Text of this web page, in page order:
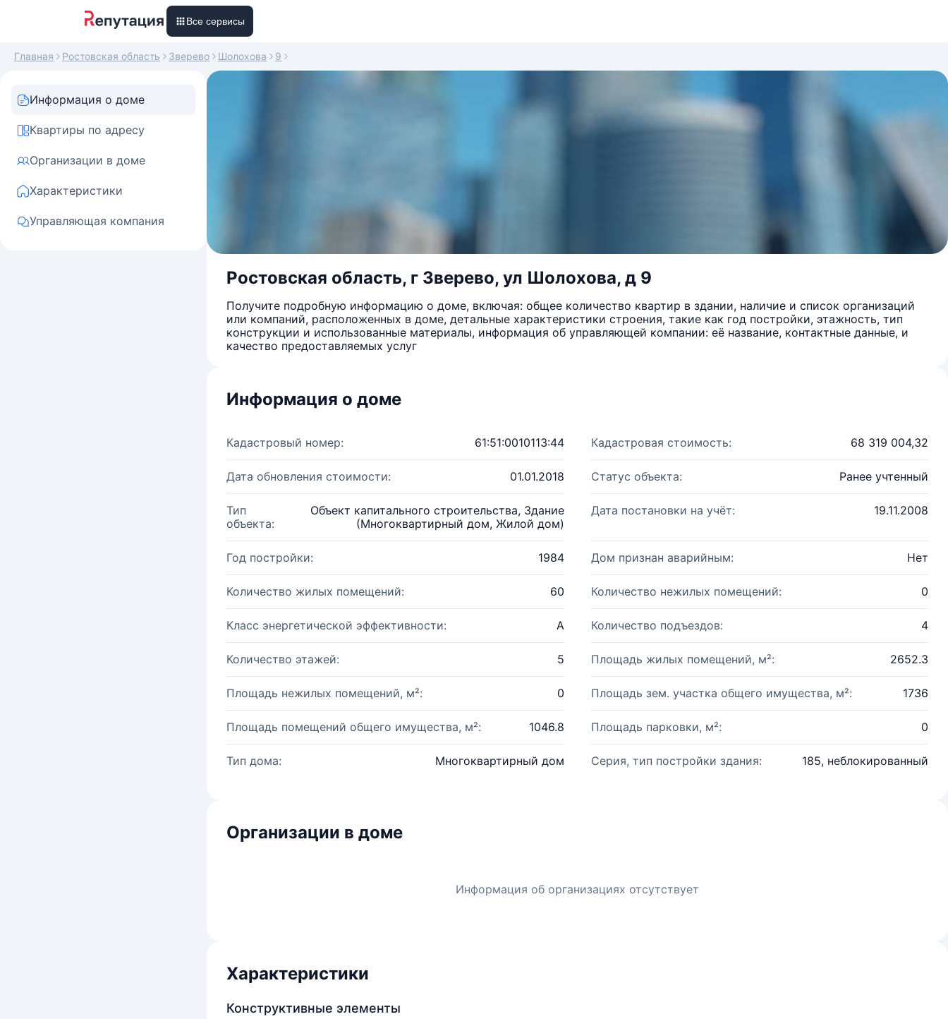
Все сервисы
Главная Ростовская область Зверево Шолохова 9
Информация о доме
Квартиры по адресу
Организации в доме
Характеристики
Управляющая компания
Ростовская область, г Зверево, ул Шолохова, д 9
Получите подробную информацию о доме, включая: общее количество квартир в здании, наличие и список организаций
или компаний, расположенных в доме, детальные характеристики строения, такие как год постройки, этажность, тип
конструкции и использованные материалы, информация об управляющей компании: её название, контактные данные, и
качество предоставляемых услуг
Информация о доме
Кадастровый номер: 61:51:0010113:44 Кадастровая стоимость: 68 319 004,32
Дата обновления стоимости: 01.01.2018 Статус объекта: Ранее учтенный
Тип
объекта:
Объект капитального строительства, Здание
(Многоквартирный дом, Жилой дом)
Дата постановки на учёт: 19.11.2008
Год постройки: 1984 Дом признан аварийным: Нет
Количество жилых помещений: 60 Количество нежилых помещений: 0
Класс энергетической эффективности: A Количество подъездов: 4
Количество этажей: 5 Площадь жилых помещений, м²: 2652.3
Площадь нежилых помещений, м²: 0 Площадь зем. участка общего имущества, м²: 1736
Площадь помещений общего имущества, м²: 1046.8 Площадь парковки, м²: 0
Тип дома: Многоквартирный дом Серия, тип постройки здания: 185, неблокированный
Организации в доме
Информация об организациях отсутствует
Характеристики
Конструктивные элементы